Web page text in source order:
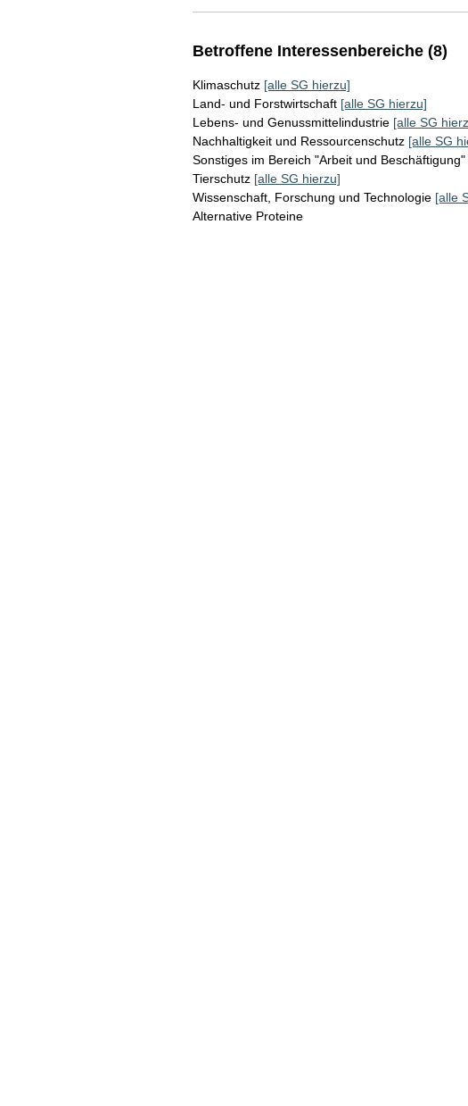
Betroffene Interessenbereiche (8)
Klimaschutz [alle SG hierzu]
Land- und Forstwirtschaft [alle SG hierzu]
Lebens- und Genussmittelindustrie [alle SG
Nachhaltigkeit und Ressourcenschutz [alle SG
Sonstiges im Bereich "Arbeit und Beschäftigung"
Tierschutz [alle SG hierzu]
Wissenschaft, Forschung und Technologie [alle
Alternative Proteine